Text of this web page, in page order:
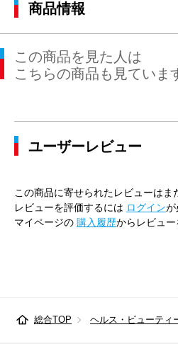
商品情報
この商品を見た人は
こちらの商品も見ていま
ユーザーレビュー
この商品に寄せられたレビューはま
レビューを評価するには ログインが
マイページの 購入履歴からレビュー
総合TOP ヘルス・ビューティ